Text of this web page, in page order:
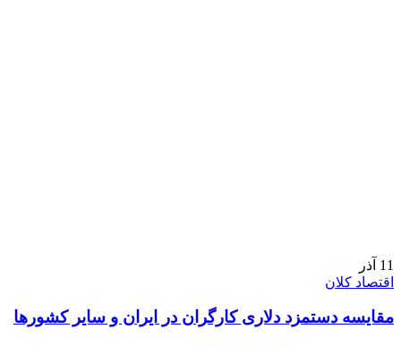
11 آذر
اقتصاد کلان
مقایسه دستمزد دلاری کارگران در ایران و سایر کشورها